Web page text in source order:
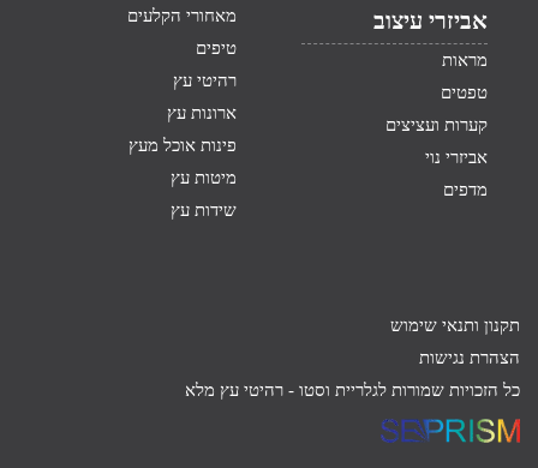
אביזרי עיצוב
מראות
טפטים
קערות ועציצים
אביזרי נוי
מדפים
מאחורי הקלעים
טיפים
רהיטי עץ
ארונות עץ
פינות אוכל מעץ
מיטות עץ
שידות עץ
תקנון ותנאי שימוש
הצהרת נגישות
כל הזכויות שמורות לגלריית וסטו - רהיטי עץ מלא